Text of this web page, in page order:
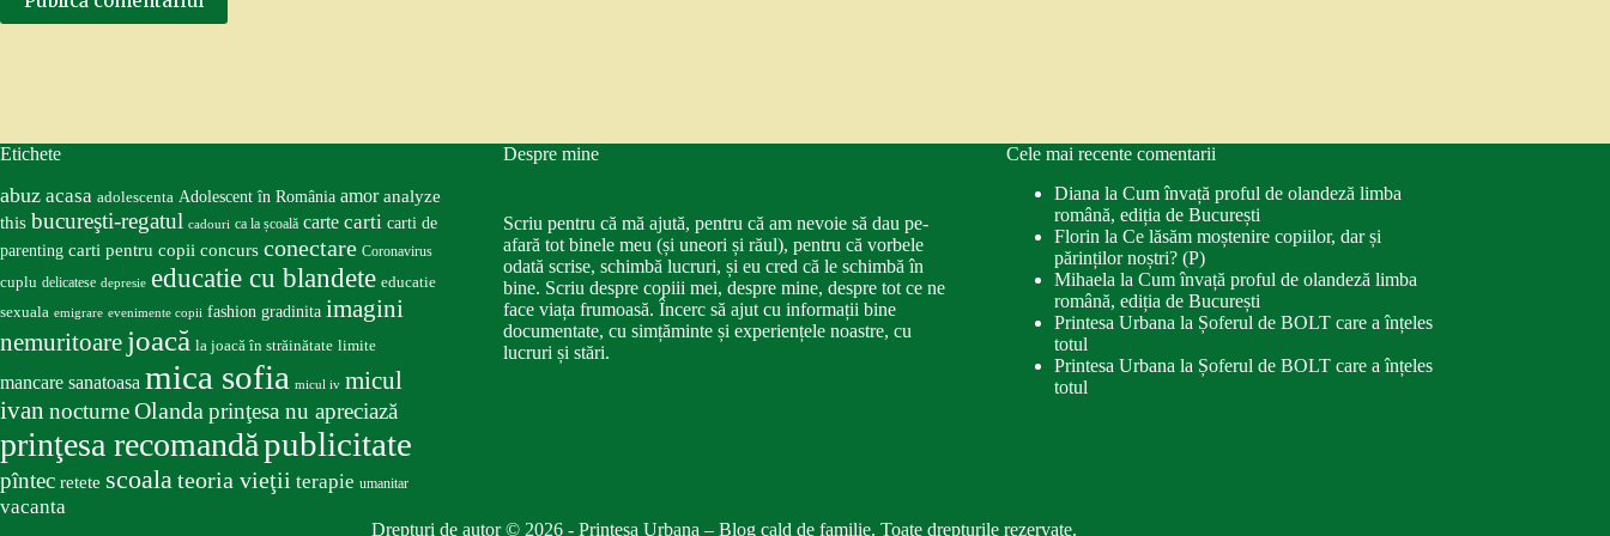
Etichete
abuz acasa adolescenta Adolescent în România amor analyze
this bucureşti-regatul cadouri ca la școală carte carti carti de
parenting carti pentru copii concurs conectare Coronavirus
cuplu delicatese depresie educatie cu blandete educatie
sexuala emigrare evenimente copii fashion gradinita imagini
nemuritoare joacă la joacă în străinătate limite
mancare sanatoasa mica sofia micul iv micul
ivan nocturneOlanda prinţesa nu apreciază
prinţesa recomandăpublicitate
pîntec retete scoalateoria vieţii terapie umanitar
vacanta
Despre mine
Scriu pentru că mă ajută, pentru că am nevoie să dau pe-
afară tot binele meu (și uneori și răul), pentru că vorbele
odată scrise, schimbă lucruri, și eu cred că le schimbă în
bine. Scriu despre copiii mei, despre mine, despre tot ce ne
face viața frumoasă. Încerc să ajut cu informații bine
documentate, cu simțăminte și experiențele noastre, cu
lucruri și stări.
Cele mai recente comentarii
Diana la Cum învață proful de olandeză limba
română, ediția de București
Florin la Ce lăsăm moștenire copiilor, dar și
părinților noștri? (P)
Mihaela la Cum învață proful de olandeză limba
română, ediția de București
Printesa Urbana la Șoferul de BOLT care a înțeles
totul
Printesa Urbana la Șoferul de BOLT care a înțeles
totul
Drepturi de autor © 2026 - Printesa Urbana – Blog cald de familie. Toate drepturile rezervate.